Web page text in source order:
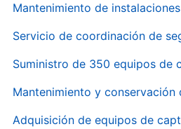
Mantenimiento de
Servicio de coordinación de
Suministro de 350 equipos de
Mantenimiento y conservación
Adquisición de equipos de